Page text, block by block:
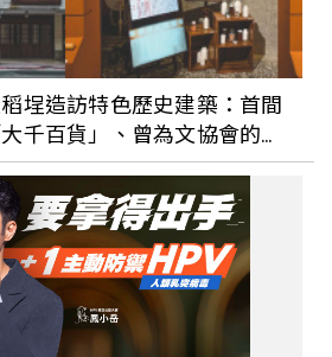
稻埕造訪特色歷史建築：首間
千百貨」、曾為文協會的